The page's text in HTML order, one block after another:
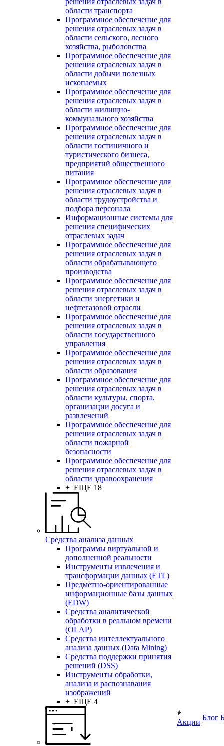
области транспорта
Программное обеспечение для
решения отраслевых задач в
области сельского, лесного
хозяйства, рыболовства
Программное обеспечение для
решения отраслевых задач в
области добычи полезных
ископаемых
Программное обеспечение для
решения отраслевых задач в
области жилищно-
коммунального хозяйства
Программное обеспечение для
решения отраслевых задач в
области гостиничного и
туристического бизнеса,
предприятий общественного
питания
Программное обеспечение для
решения отраслевых задач в
области трудоустройства и
подбора персонала
Информационные системы для
решения специфических
отраслевых задач
Программное обеспечение для
решения отраслевых задач в
области обрабатывающего
производства
Программное обеспечение для
решения отраслевых задач в
области энергетики и
нефтегазовой отрасли
Программное обеспечение для
решения отраслевых задач в
области государственного
управления
Программное обеспечение для
решения отраслевых задач в
области образования
Программное обеспечение для
решения отраслевых задач в
области культуры, спорта,
организации досуга и
развлечений
Программное обеспечение для
решения отраслевых задач в
области пожарной
безопасности
Программное обеспечение для
решения отраслевых задач в
области здравоохранения
+ ЕЩЕ 18
Средства анализа данных
Программы виртуальной и
дополненной реальности
Инструменты извлечения и
трансформации данных (ETL)
Предметно-ориентированные
информационные базы данных
(EDW)
Средства аналитической
обработки в реальном времени
(OLAP)
Средства интеллектуального
анализа данных (Data Mining)
Средства поддержки принятия
решений (DSS)
Инструменты обработки,
анализа и распознавания
изображений
+ ЕЩЕ 4
Акции
Блог